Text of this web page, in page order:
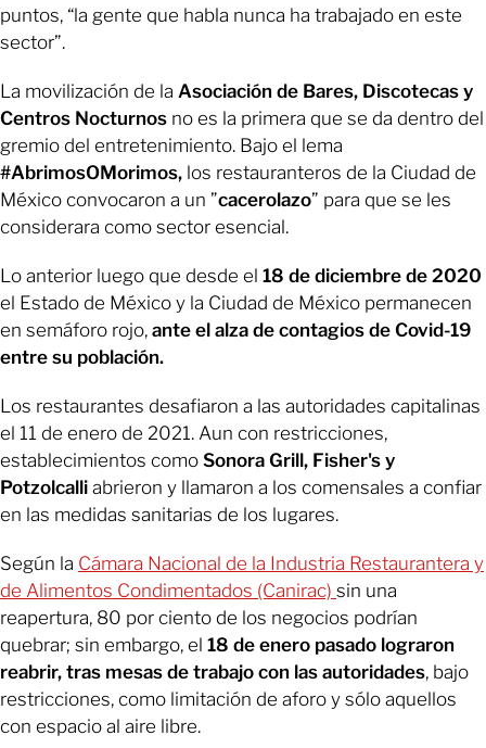
puntos, “la gente que habla nunca ha trabajado en este
sector”.
La movilización de la Asociación de Bares, Discotecas y
Centros Nocturnos no es la primera que se da dentro del
gremio del entretenimiento. Bajo el lema
#AbrimosOMorimos, los restauranteros de la Ciudad de
México convocaron a un ”cacerolazo” para que se les
considerara como sector esencial.
Lo anterior luego que desde el 18 de diciembre de 2020
el Estado de México y la Ciudad de México permanecen
en semáforo rojo, ante el alza de contagios de Covid-19
entre su población.
Los restaurantes desafiaron a las autoridades capitalinas
el 11 de enero de 2021. Aun con restricciones,
establecimientos como Sonora Grill, Fisher's y
Potzolcalli abrieron y llamaron a los comensales a confiar
en las medidas sanitarias de los lugares.
Según la Cámara Nacional de la Industria Restaurantera y
de Alimentos Condimentados (Canirac) sin una
reapertura, 80 por ciento de los negocios podrían
quebrar; sin embargo, el 18 de enero pasado lograron
reabrir, tras mesas de trabajo con las autoridades, bajo
restricciones, como limitación de aforo y sólo aquellos
con espacio al aire libre.